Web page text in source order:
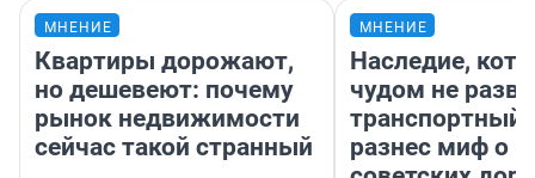
МНЕНИЕ
Квартиры дорожают,
но дешевеют: почему
рынок недвижимости
сейчас такой странный
МНЕНИЕ
Наследие,
чудом не
транспортный
разнес миф о